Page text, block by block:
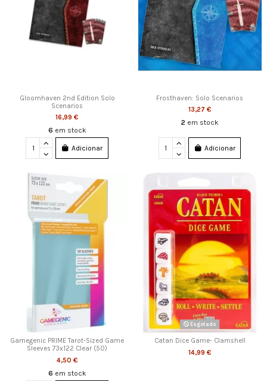
Gloomhaven 2nd Edition Solo
Scenarios
16,99 €
6 em stock
Adicionar
Frosthaven: Solo Scenarios
13,27 €
2 em stock
Adicionar
Gamegenic PRIME Tarot-Sized Game
Sleeves 73x122 Clear (50)
4,50 €
6 em stock
Esgotado
Catan Dice Game- Clamshell
14,99 €